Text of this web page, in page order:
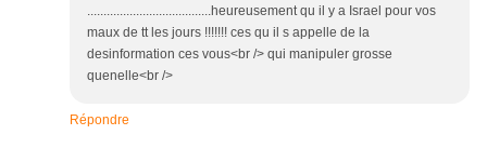
......................................heureusement qu il y a Israel pour vos
maux de tt les jours !!!!!!! ces qu il s appelle de la
desinformation ces vous<br /> qui manipuler grosse
quenelle<br />
Répondre